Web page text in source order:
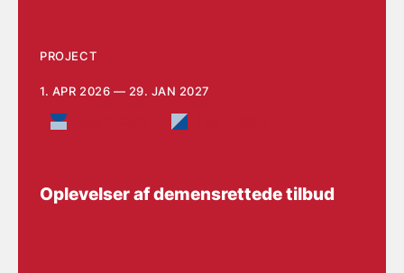
PROJECT
1. APR 2026 — 29. JAN 2027
Oplevelser af demensrettede tilbud